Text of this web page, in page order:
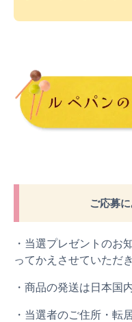
ご応募
・当選プレゼントのお
ってかえさせていただ
・商品の発送は日本国
・当選者のご住所・転